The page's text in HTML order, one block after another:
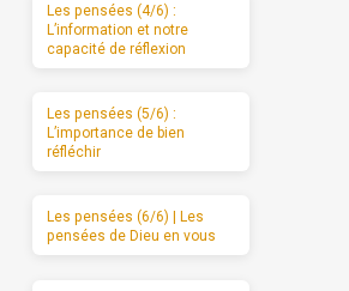
Les pensées (4/6) :
L’information et notre
capacité de réflexion
Les pensées (5/6) :
L’importance de bien
réfléchir
Les pensées (6/6) | Les
pensées de Dieu en vous